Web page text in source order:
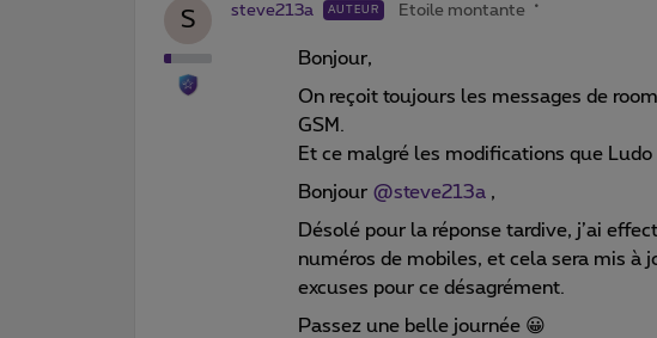
S steve213a AUTEUR Etoile montante
Bonjour,
On reçoit toujours les messages de
GSM.
Et ce malgré les modifications que
Bonjour @steve213a ,
Désolé pour la réponse tardive, j’ai
numéros de mobiles, et cela sera mis à
excuses pour ce désagrément.
Passez une belle journée 😀